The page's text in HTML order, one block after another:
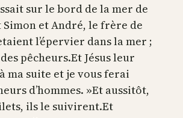
sur le bord de la mer de
et André, le frère de
l’épervier dans la mer ;
pêcheurs.Et Jésus leur
ma suite et je vous ferai
d’hommes. »Et aussitôt,
ils le suivirent.Et